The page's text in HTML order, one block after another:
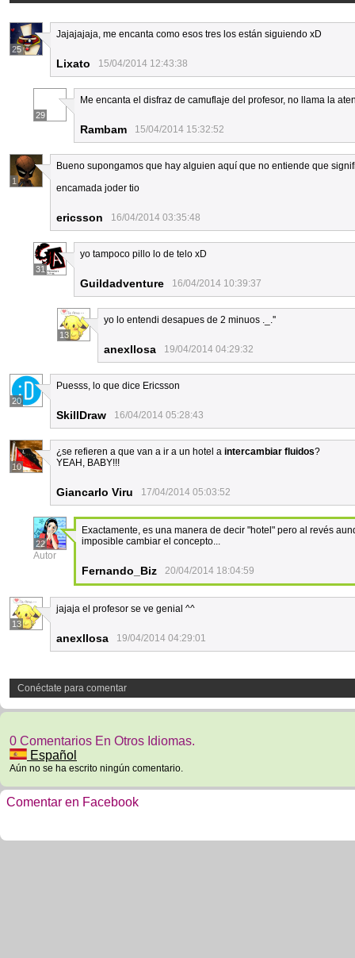
25
Jajajajaja, me encanta como esos tres los están siguiendo xD
Lixato 15/04/2014 12:43:38
29
Me encanta el disfraz de camuflaje del profesor, no llama la
Rambam 15/04/2014 15:32:52
1
Bueno supongamos que hay alguien aquí que no entiende que
encamada joder tio
ericsson 16/04/2014 03:35:48
31
yo tampoco pillo lo de telo xD
Guildadventure 16/04/2014 10:39:37
13
yo lo entendi desapues de 2 minuos ._.''
anexllosa 19/04/2014 04:29:32
20
Puesss, lo que dice Ericsson
SkillDraw 16/04/2014 05:28:43
10
¿se refieren a que van a ir a un hotel a intercambiar fluidos?
YEAH, BABY!!!
Giancarlo Viru 17/04/2014 05:03:52
22
Autor
Exactamente, es una manera de decir "hotel" pero al revés
imposible cambiar el concepto...
Fernando_Biz 20/04/2014 18:04:59
13
jajaja el profesor se ve genial ^^
anexllosa 19/04/2014 04:29:01
Conéctate para comentar
0 Comentarios En Otros Idiomas.
Español
Aún no se ha escrito ningún comentario.
Comentar en Facebook